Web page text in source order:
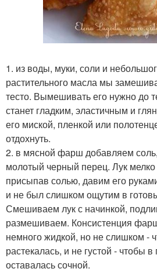
1. из воды, муки, соли и
растительного масла мы
тесто. Вымешивать его нужно до
станет гладким, эластичным и
его миской, пленкой или
отдохнуть.
2. в мясной фарш добавляем
молотый черный перец. Лук
присыпав солью, давим его
и не был слишком ощутим в
Смешиваем лук с начинкой,
размешиваем. Консистенция
немного жидкой, но не слишком -
растекалась, и не густой - чтобы
оставалась сочной.